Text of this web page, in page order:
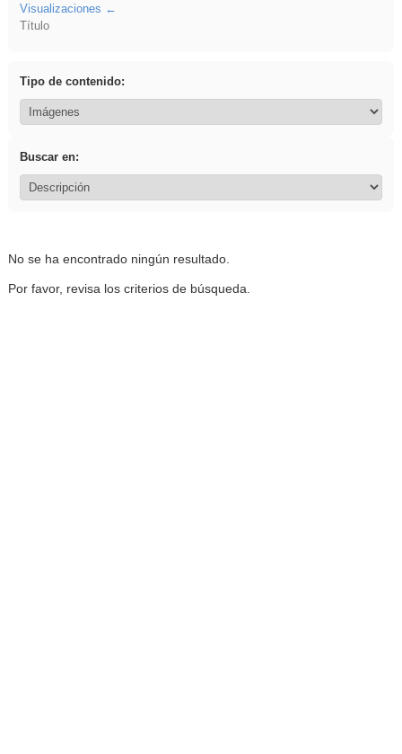
Visualizaciones
Título
Tipo de contenido:
Buscar en:
No se ha encontrado ningún resultado.
Por favor, revisa los criterios de búsqueda.